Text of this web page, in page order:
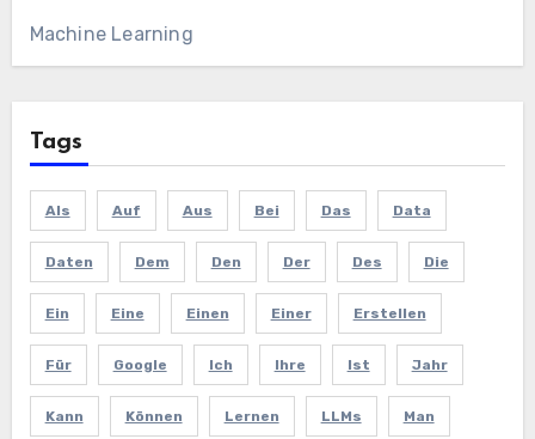
Machine Learning
Tags
Als Auf Aus Bei Das Data
Daten Dem Den Der Des Die
Ein Eine Einen Einer Erstellen
Für Google Ich Ihre Ist Jahr
Kann Können Lernen LLMs Man